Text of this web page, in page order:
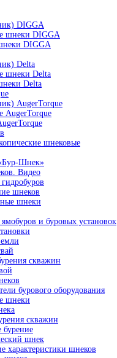
DIGGA
шнеки DIGGA
DIGGA
Delta
шнеки Delta
Delta
AugerTorque
AugerTorque
шнековые
Шнек»
Видео
шнеков
шнеки
и буровых установок
скважин
бурового оборудования
шнеки
скважин
бурение
шнек
характеристики шнеков